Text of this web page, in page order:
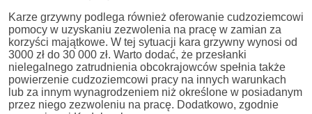
Karze grzywny podlega również oferowanie cudzoziemcowi
pomocy w uzyskaniu zezwolenia na pracę w zamian za
korzyści majątkowe. W tej sytuacji kara grzywny wynosi od
3000 zł do 30 000 zł. Warto dodać, że przesłanki
nielegalnego zatrudnienia obcokrajowców spełnia także
powierzenie cudzoziemcowi pracy na innych warunkach
lub za innym wynagrodzeniem niż określone w posiadanym
przez niego zezwoleniu na pracę. Dodatkowo, zgodnie